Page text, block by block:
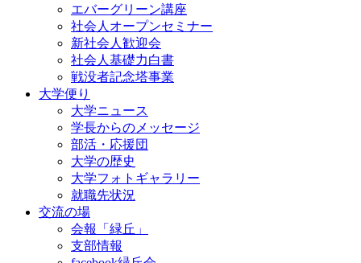
エバーグリーン講座
社会人オープンセミナー
新社会人歓迎会
社会人基礎力白書
戦没者記念塔事業
大学便り
大学ニュース
学長からのメッセージ
部活・応援団
大学の歴史
大学フォトギャラリー
就職先状況
交流の場
会報「緑丘」
支部情報